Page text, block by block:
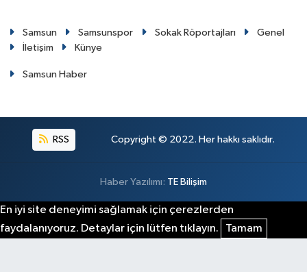
Samsun Samsunspor Sokak Röportajları
Genel
İletişim
Künye
Samsun Haber
RSS Copyright © 2022. Her hakkı saklıdır.
Haber Yazılımı: TE Bilişim
En iyi site deneyimi sağlamak için çerezlerden
faydalanıyoruz. Detaylar için lütfen tıklayın.
Tamam